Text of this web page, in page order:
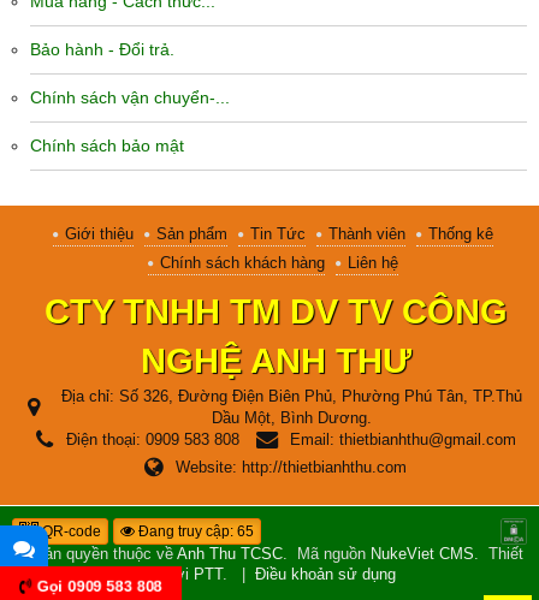
Bảo hành - Đổi trả.
Chính sách vận chuyển-...
Chính sách bảo mật
Giới thiệu Sản phẩm Tin Tức Thành viên
Thống kê
Chính sách khách hàng
Liên hệ
CTY TNHH TM DV TV CÔNG
NGHỆ ANH THƯ
Địa chỉ: Số 326, Đường Điện Biên Phủ, Phường Phú Tân, TP.Thủ
Dầu Một, Bình Dương.
Điện thoại: 0909 583 808 Email: thietbianhthu@gmail.com
Website: http://thietbianhthu.com
QR-code
Đang truy cập: 65
© Bản quyền thuộc về Anh Thu TCSC. Mã nguồn NukeViet CMS
Thiết
kế bởi PTT. Điều khoản sử dụng
Gọi 0909 583 808